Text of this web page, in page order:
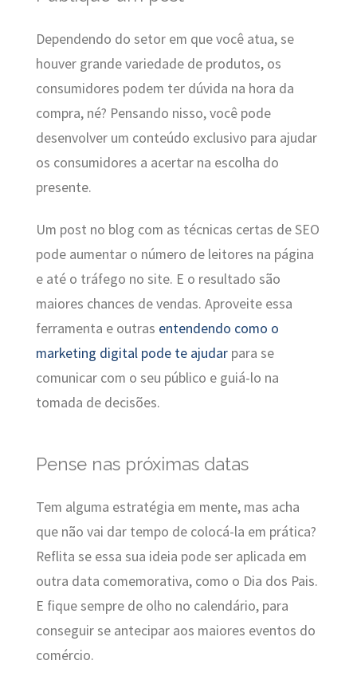
Dependendo do setor em que você atua, se
houver grande variedade de produtos, os
consumidores podem ter dúvida na hora da
compra, né? Pensando nisso, você pode
desenvolver um conteúdo exclusivo para ajudar
os consumidores a acertar na escolha do
presente.
Um post no blog com as técnicas certas de SEO
pode aumentar o número de leitores na página
e até o tráfego no site. E o resultado são
maiores chances de vendas. Aproveite essa
ferramenta e outras entendendo como o
marketing digital pode te ajudarpara se
comunicar com o seu público e guiá-lo na
tomada de decisões.
Pense nas próximas datas
Tem alguma estratégia em mente, mas acha
que não vai dar tempo de colocá-la em prática?
Reflita se essa sua ideia pode ser aplicada em
outra data comemorativa, como o Dia dos Pais.
E fique sempre de olho no calendário, para
conseguir se antecipar aos maiores eventos do
comércio.